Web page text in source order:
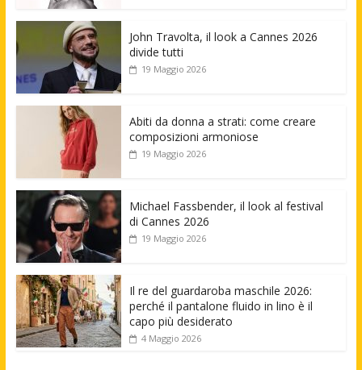
John Travolta, il look a Cannes 2026
divide tutti
19 Maggio 2026
Abiti da donna a strati: come creare
composizioni armoniose
19 Maggio 2026
Michael Fassbender, il look al festival
di Cannes 2026
19 Maggio 2026
Il re del guardaroba maschile 2026:
perché il pantalone fluido in lino è il
capo più desiderato
4 Maggio 2026